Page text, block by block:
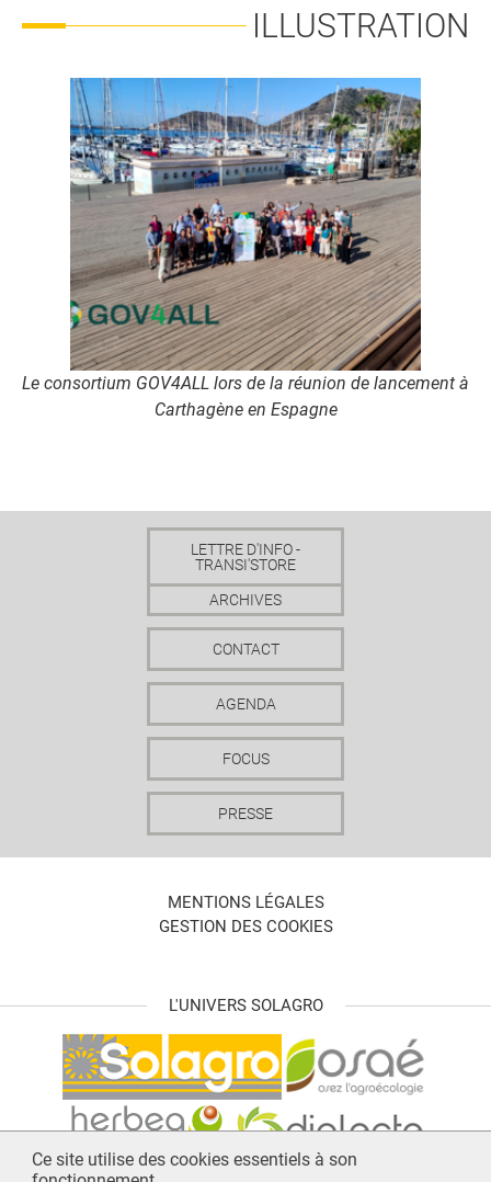
Ce site utilise des cookies essentiels à son
ILLUSTRATION
Le consortium GOV4ALL lors de la réunion de lancement à
Carthagène en Espagne
LETTRE D'INFO -
TRANSI'STORE
ARCHIVES
CONTACT
AGENDA
FOCUS
PRESSE
MENTIONS LÉGALES
GESTION DES COOKIES
L'UNIVERS SOLAGRO